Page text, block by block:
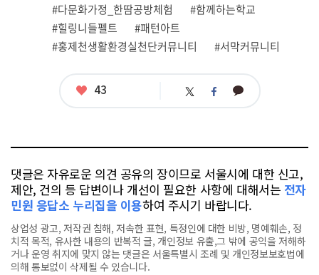
#다문화가정_한땀공방체험
#함께하는학교
#힐링니들펠트
#패턴아트
#홍제천생활환경실천단커뮤니티
#서막커뮤니티
좋
43 트 페 카
댓글은 자유로운 의견 공유의 장이므로 서울시에 대한 신고,
제안, 건의 등 답변이나 개선이 필요한 사항에 대해서는 전자
민원 응답소 누리집을 이용하여 주시기 바랍니다.
상업성 광고, 저작권 침해, 저속한 표현, 특정인에 대한 비방, 명예훼손, 정
치적 목적, 유사한 내용의 반복적 글, 개인정보 유출,그 밖에 공익을 저해하
거나 운영 취지에 맞지 않는 댓글은 서울특별시 조례 및 개인정보보호법에
의해 통보없이 삭제될 수 있습니다.